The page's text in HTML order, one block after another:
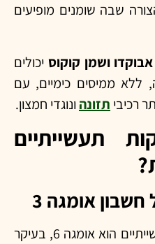
שבה שומנים מופיעים
ושמן קוקוסיכולים
ללא ממיסים כימיים, עם
רכיבי תזונהונוגדי חמצון.
תעשייתיים
השומן העיקרי בשמנים התעשייתיים הוא אומגה 6, בעיקר